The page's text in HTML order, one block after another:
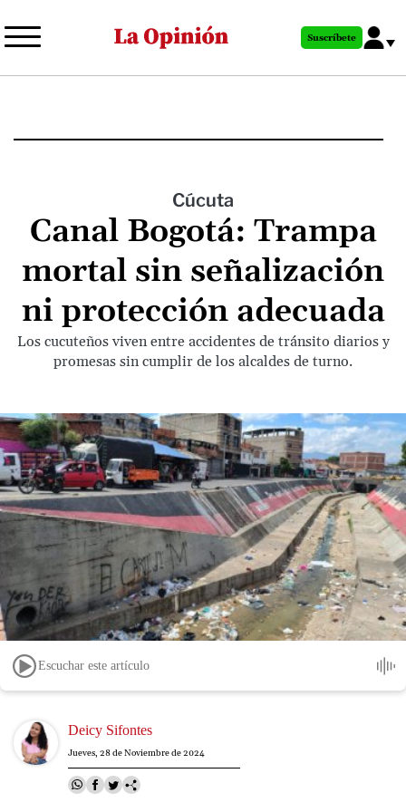
al
principal
Suscríbete
Cúcuta
Canal Bogotá: Trampa
mortal sin señalización
ni protección adecuada
Los cucuteños viven entre accidentes de tránsito diarios y
promesas sin cumplir de los alcaldes de turno.
Escuchar este artículo
Image Deicy Sifontes
Jueves, 28 de Noviembre de 2024